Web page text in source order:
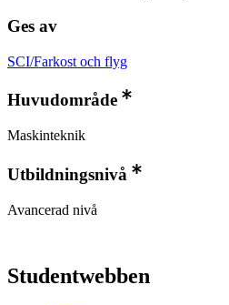
Ges av
SCI/Farkost och flyg
Huvudområde
Maskinteknik
Utbildningsnivå
Avancerad nivå
Studentwebben